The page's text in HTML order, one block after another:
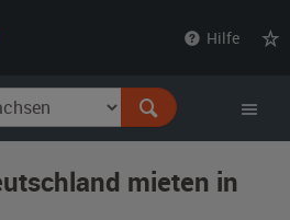
Hilfe
mieten in